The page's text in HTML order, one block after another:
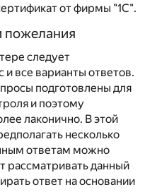
от фирмы "1С".
пожелания
следует
и все варианты ответов.
подготовлены для
и поэтому
лаконично. В этой
несколько
ответам можно
рассматривать данный
ответ на основании